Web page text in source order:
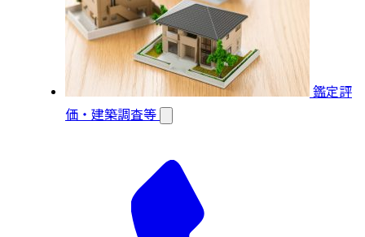
鑑定評
価・建築調査等